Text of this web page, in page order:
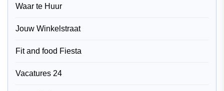
Waar te Huur
Jouw Winkelstraat
Fit and food Fiesta
Vacatures 24